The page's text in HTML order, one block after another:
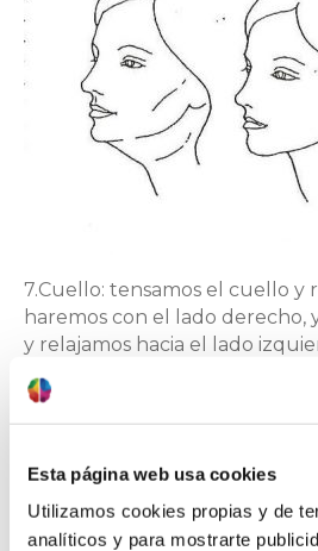
Esta página web usa cookies
Utilizamos cookies propias y de
analíticos y para mostrarte
7.Cuello: tensamos el cuello y
haremos con el lado derecho,
y relajamos hacia el lado
8. Estómago: aprieta